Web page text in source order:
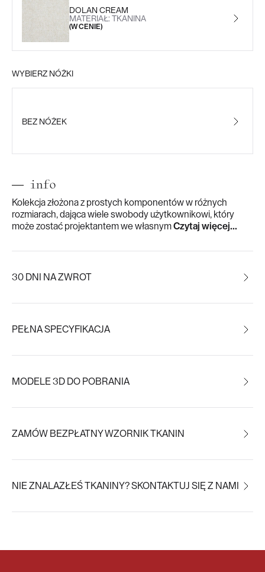
info
Kolekcja złożona z prostych komponentów w różnych
rozmiarach, dająca wiele swobody użytkownikowi, który
może zostać projektantem we własnymCzytaj więcej...
DOLAN CREAM
MATERIAŁ: TKANINA
(W CENIE)
WYBIERZ NÓŻKI
BEZ NÓŻEK
30 DNI NA ZWROT
PEŁNA SPECYFIKACJA
MODELE 3D DO POBRANIA
ZAMÓW BEZPŁATNY WZORNIK TKANIN
NIE ZNALAZŁEŚ TKANINY? SKONTAKTUJ SIĘ Z NAMI